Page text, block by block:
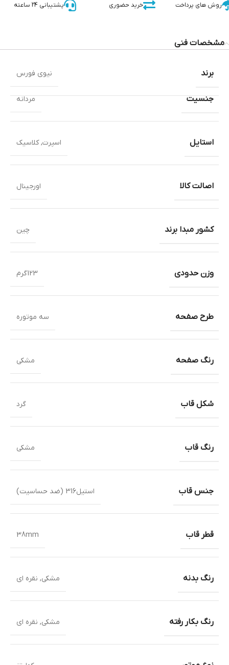
روش های پرداخت خرید حضوری پشتیبانی 24 ساعته
مشخصات فنی
جنسیت مردانه
استایل اسپرت,کلاسیک
اصالت کالا اورجینال
کشور مبدا برند چین
وزن حدودی 123گرم
طرح صفحه سه موتوره
رنگ صفحه مشکی
شکل قاب گرد
رنگ قاب مشکی
جنس قاب استیل316 (ضد حساسیت)
قطر قاب 38mm
رنگ بدنه مشکی, نقره ای
رنگ بکار رفته مشکی, نقره ای
برند نیوی فورس